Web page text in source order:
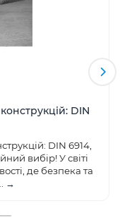
DIN
DIN 6914,
вибір! У світі
де безпека та
→